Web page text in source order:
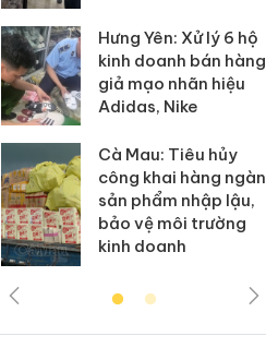
Hưng Yên: Xử lý 6 hộ
kinh doanh bán hàng
giả mạo nhãn hiệu
Adidas, Nike
Cà Mau: Tiêu hủy
công khai hàng ngàn
sản phẩm nhập lậu,
bảo vệ môi trường
kinh doanh